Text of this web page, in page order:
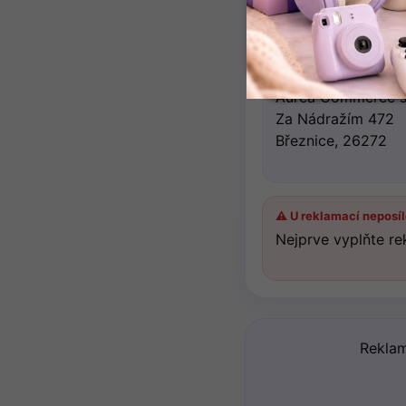
U vrácení zboží do
📮 Adresa pro vrácení
Aurea Commerce
Za Nádražím 472
Březnice, 26272
⚠️ U reklamací
Nejprve vyplňte